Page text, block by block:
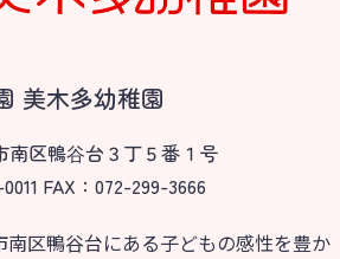
美木多幼稚園
南区鴨⾕台３丁５番１号
FAX：072-299-3666
区鴨谷台にある子どもの感性を豊か
連盟